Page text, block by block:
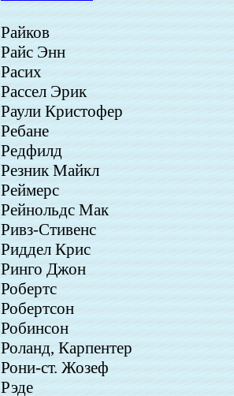
Райков
Райс Энн
Расих
Рассел Эрик
Раули Кристофер
Ребане
Редфилд
Резник Майкл
Реймерс
Рейнольдс Мак
Ривз-Стивенс
Риддел Крис
Ринго Джон
Робертс
Робертсон
Робинсон
Роланд, Карпентер
Рони-ст. Жозеф
Рэде